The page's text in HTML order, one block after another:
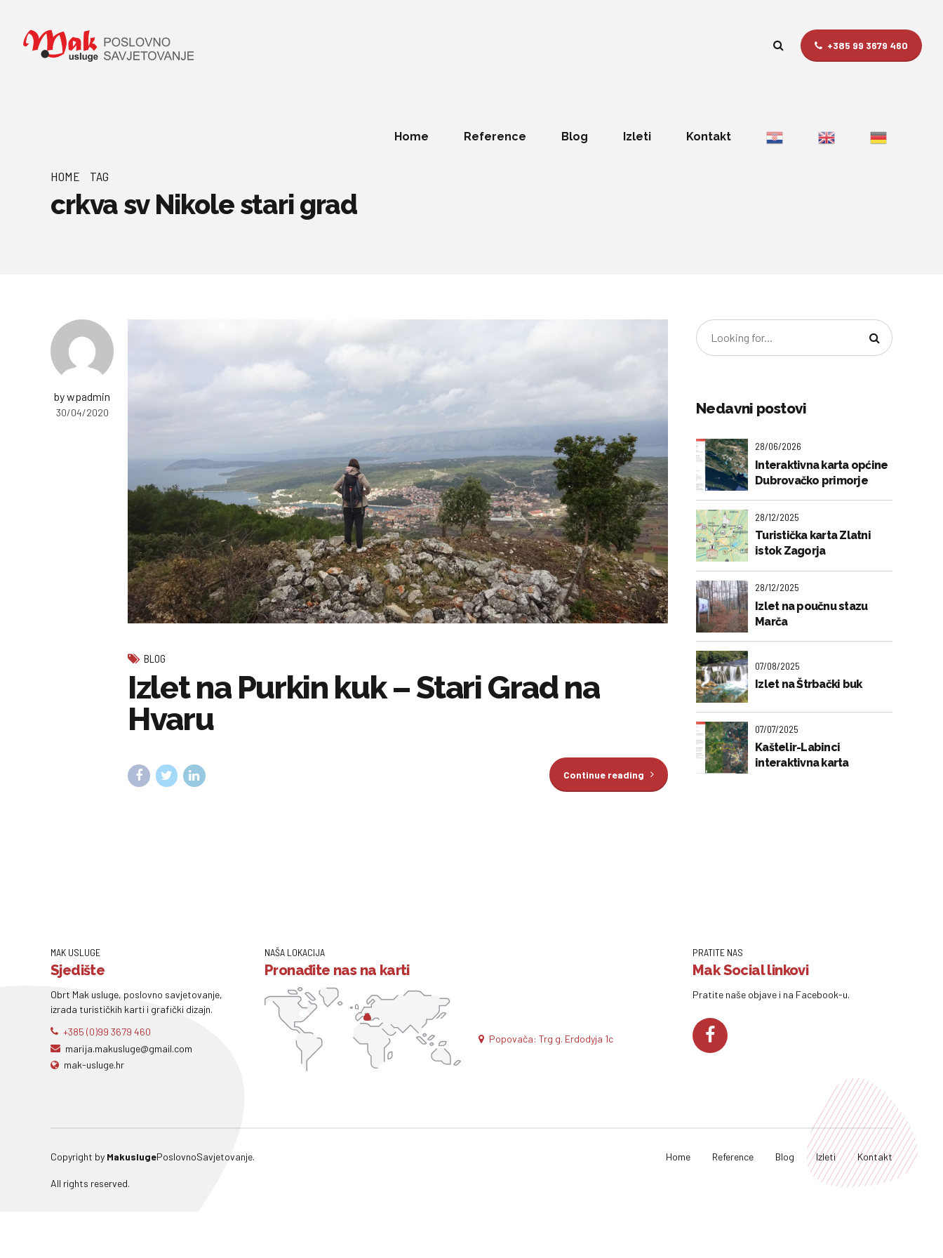
+385 99 3679 460
Home Reference Blog Izleti Kontakt
HOME TAG
crkva sv Nikole stari grad
by wpadmin
30/04/2020
BLOG
Izlet na Purkin kuk – Stari Grad na
Hvaru
Continue reading
Nedavni postovi
28/06/2026
Interaktivna karta općine
Dubrovačko primorje
28/12/2025
Turistička karta Zlatni
istok Zagorja
28/12/2025
Izlet na poučnu stazu
Marča
07/08/2025
Izlet na Štrbački buk
07/07/2025
Kaštelir-Labinci
interaktivna karta
MAK USLUGE
Sjedište
Obrt Mak usluge, poslovno savjetovanje,
izrada turističkih karti i grafički dizajn.
+385 (0)99 3679 460
marija.makusluge@gmail.com
mak-usluge.hr
NAŠA LOKACIJA
Pronađite nas na karti
Popovača: Trg g. Erdodyja 1c
PRATITE NAS
Mak Social linkovi
Pratite naše objave i na Facebook-u.
Copyright by MakuslugePoslovnoSavjetovanje.
All rights reserved.
Home Reference Blog Izleti Kontakt